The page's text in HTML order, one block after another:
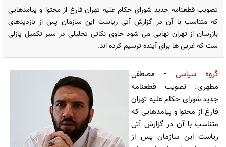
تصویب قطعنامه جدید شورای حکام علیه تهران فارغ از محتوا و پیامدهایی
که متناسب با آن در گزارش آتی ریاست این سازمان پس از بازدیدهای
بازرسان از تهران نهایی می شود حاوی نکاتی تحلیلی در سیر تکمیل پازلی
ست که غربی ها برای آینده ترسیم کرده اند.
گروه سیاسی - مصطفی
مطهری: تصویب قطعنامه
جدید شورای حکام علیه تهران
فارغ از محتوا و پیامدهایی که
متناسب با آن در گزارش آتی
ریاست این سازمان پس از